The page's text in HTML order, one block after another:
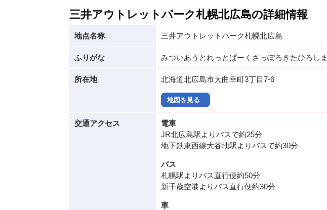
三井アウトレットパーク札幌北広島の詳細情報
地点名称 三井アウトレットパーク札幌北広島
ふりがな みついあうとれっとぱーくさっぽろきたひろしま
所在地 北海道北広島市大曲幸町3丁目7-6
地図を見る
交通アクセス
電車
JR北広島駅よりバスで約25分
地下鉄東西線大谷地駅よりバスで約30分
バス
札幌駅よりバス直行便約50分
新千歳空港よりバス直行便約30分
車